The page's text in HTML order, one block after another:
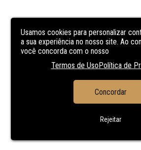
Usamos cookies para personalizar
a sua experiência no nosso site. Ao
você concorda com o nosso
Termos de UsoPolítica de
Concordar
Rejeitar